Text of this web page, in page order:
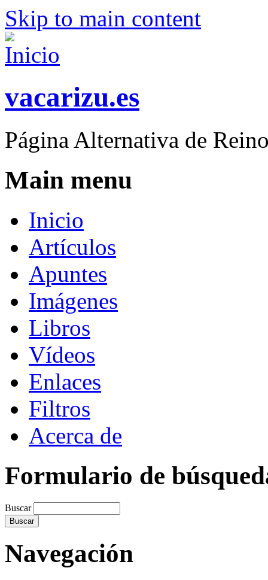
Skip to main content
vacarizu.es
Página Alternativa de
Main menu
Inicio
Artículos
Apuntes
Imágenes
Libros
Vídeos
Enlaces
Filtros
Acerca de
Formulario de
Buscar
Navegación